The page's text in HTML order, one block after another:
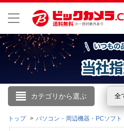
カテゴリから選ぶ 全
こんにちは
ログ
トップ パソコン・周辺機器・PCソフト